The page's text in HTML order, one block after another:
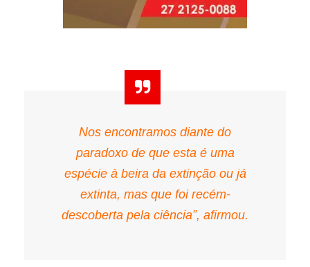
Nos encontramos diante do
paradoxo de que esta é uma
espécie à beira da extinção ou já
extinta, mas que foi recém-
descoberta pela ciência”, afirmou.